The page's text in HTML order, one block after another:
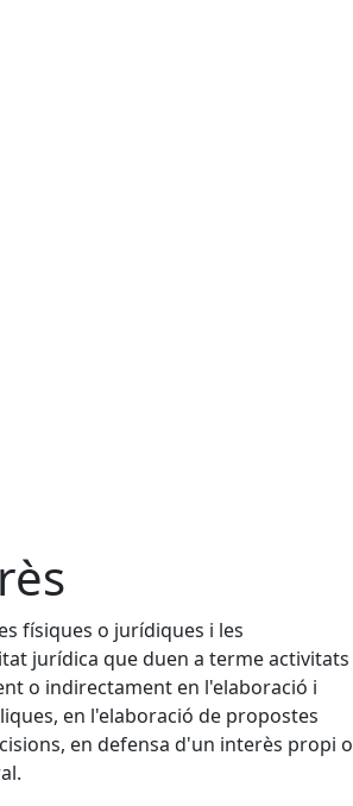
físiques o jurídiques i les
jurídica que duen a terme activitats
o indirectament en l'elaboració i
en l'elaboració de propostes
en defensa d'un interès propi o